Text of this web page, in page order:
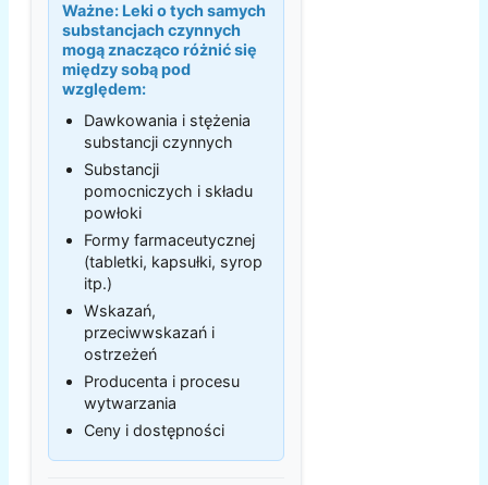
Ważne: Leki o tych samych
substancjach czynnych
mogą znacząco różnić się
między sobą pod
względem:
Dawkowania i stężenia
substancji czynnych
Substancji
pomocniczych i składu
powłoki
Formy farmaceutycznej
(tabletki, kapsułki, syrop
itp.)
Wskazań,
przeciwwskazań i
ostrzeżeń
Producenta i procesu
wytwarzania
Ceny i dostępności